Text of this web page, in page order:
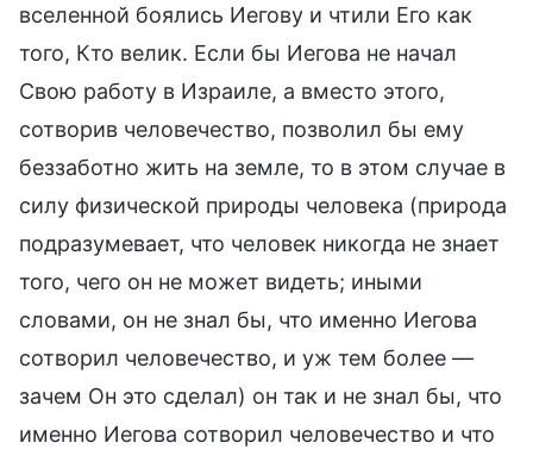
вселенной боялись Иегову и чтили Его как
того, Кто велик. Если бы Иегова не начал
Свою работу в Израиле, а вместо этого,
сотворив человечество, позволил бы ему
беззаботно жить на земле, то в этом случае в
силу физической природы человека (природа
подразумевает, что человек никогда не знает
того, чего он не может видеть; иными
словами, он не знал бы, что именно Иегова
сотворил человечество, и уж тем более —
зачем Он это сделал) он так и не знал бы, что
именно Иегова сотворил человечество и что